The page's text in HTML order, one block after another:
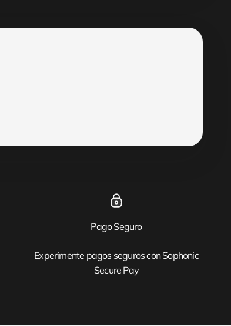
Pago Seguro
Experimente pagos seguros con Sophonic
Secure Pay